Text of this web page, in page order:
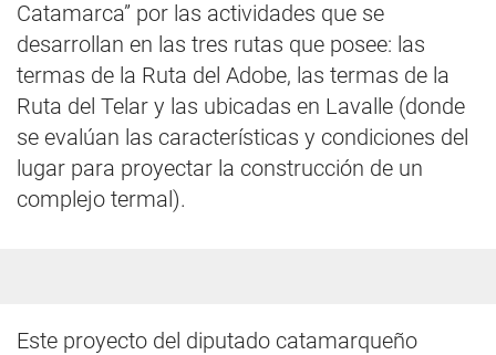
Catamarca” por las actividades que se
desarrollan en las tres rutas que posee: las
termas de la Ruta del Adobe, las termas de la
Ruta del Telar y las ubicadas en Lavalle (donde
se evalúan las características y condiciones del
lugar para proyectar la construcción de un
complejo termal).
Este proyecto del diputado catamarqueño